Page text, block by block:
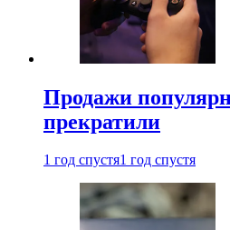
Продажи
прекратили
1 год спустя1 год спустя